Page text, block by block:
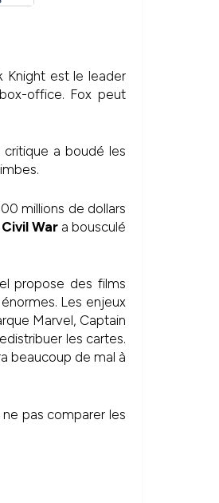
Knight est le leader
office. Fox peut
a boudé les
millions de dollars
Civil Wara bousculé
propose des films
Les enjeux
Marvel, Captain
les cartes.
beaucoup de mal à
pas comparer les